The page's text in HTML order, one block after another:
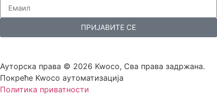
ПРИЈАВИТЕ СЕ
Ауторска права © 2026 Kwoco, Сва права задржана.
Покреће Kwoco аутоматизација
Политика приватности